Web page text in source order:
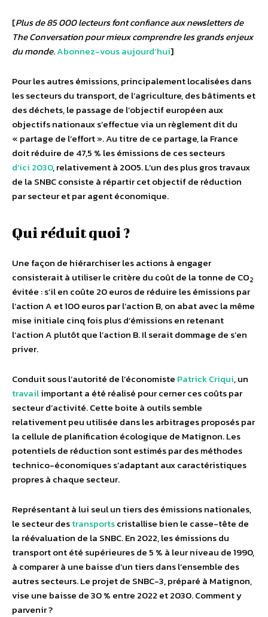
[Plus de 85 000 lecteurs font confiance aux newsletters de
The Conversation pour mieux comprendre les grands enjeux
du monde.Abonnez-vous aujourd’hui]
Pour les autres émissions, principalement localisées dans
les secteurs du transport, de l’agriculture, des bâtiments et
des déchets, le passage de l’objectif européen aux
objectifs nationaux s’effectue via un règlement dit du
« partage de l’effort ». Au titre de ce partage, la France
doit réduire de 47,5 % les émissions de ces secteurs
d’ici 2030, relativement à 2005. L’un des plus gros travaux
de la SNBC consiste à répartir cet objectif de réduction
par secteur et par agent économique.
Qui réduit quoi ?
Une façon de hiérarchiser les actions à engager
consisterait à utiliser le critère du coût de la tonne de CO2
évitée : s’il en coûte 20 euros de réduire les émissions par
l’action A et 100 euros par l’action B, on abat avec la même
mise initiale cinq fois plus d’émissions en retenant
l’action A plutôt que l’action B. Il serait dommage de s’en
priver.
Conduit sous l’autorité de l’économiste Patrick Criqui, un
travailimportant a été réalisé pour cerner ces coûts par
secteur d’activité. Cette boite à outils semble
relativement peu utilisée dans les arbitrages proposés par
la cellule de planification écologique de Matignon. Les
potentiels de réduction sont estimés par des méthodes
technico-économiques s’adaptant aux caractéristiques
propres à chaque secteur.
Représentant à lui seul un tiers des émissions nationales,
le secteur destransportscristallise bien le casse-tête de
la réévaluation de la SNBC. En 2022, les émissions du
transport ont été supérieures de 5 % à leur niveau de 1990,
à comparer à une baisse d’un tiers dans l’ensemble des
autres secteurs. Le projet de SNBC-3, préparé à Matignon,
vise une baisse de 30 % entre 2022 et 2030. Comment y
parvenir ?